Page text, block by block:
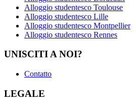
Alloggio studentesco Toulouse
Alloggio studentesco Lille
Alloggio studentesco Montpellier
Alloggio studentesco Rennes
UNISCITI A NOI?
Contatto
LEGALE